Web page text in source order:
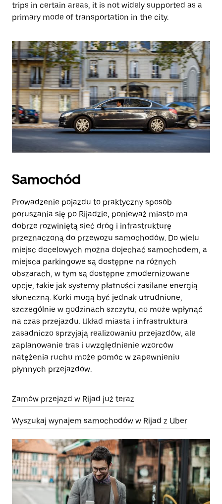
trips in certain areas, it is not widely supported as a
primary mode of transportation in the city.
Samochód
Prowadzenie pojazdu to praktyczny sposób
poruszania się po Rijadzie, ponieważ miasto ma
dobrze rozwiniętą sieć dróg i infrastrukturę
przeznaczoną do przewozu samochodów. Do wielu
miejsc docelowych można dojechać samochodem, a
miejsca parkingowe są dostępne na różnych
obszarach, w tym są dostępne zmodernizowane
opcje, takie jak systemy płatności zasilane energią
słoneczną. Korki mogą być jednak utrudnione,
szczególnie w godzinach szczytu, co może wpłynąć
na czas przejazdu. Układ miasta i infrastruktura
zasadniczo sprzyjają realizowaniu przejazdów, ale
zaplanowanie tras i uwzględnienie wzorców
natężenia ruchu może pomóc w zapewnieniu
płynnych przejazdów.
Zamów przejazd w Rijad już teraz
Wyszukaj wynajem samochodów w Rijad z Uber